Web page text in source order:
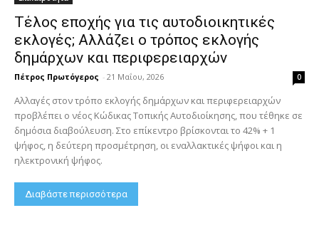
Τέλος εποχής για τις αυτοδιοικητικές
εκλογές; Αλλάζει ο τρόπος εκλογής
δημάρχων και περιφερειαρχών
Πέτρος Πρωτόγερος - 21 Μαΐου, 2026 0
Αλλαγές στον τρόπο εκλογής δημάρχων και περιφερειαρχών
προβλέπει ο νέος Κώδικας Τοπικής Αυτοδιοίκησης, που τέθηκε σε
δημόσια διαβούλευση. Στο επίκεντρο βρίσκονται το 42% + 1
ψήφος, η δεύτερη προσμέτρηση, οι εναλλακτικές ψήφοι και η
ηλεκτρονική ψήφος.
Διαβάστε περισσότερα